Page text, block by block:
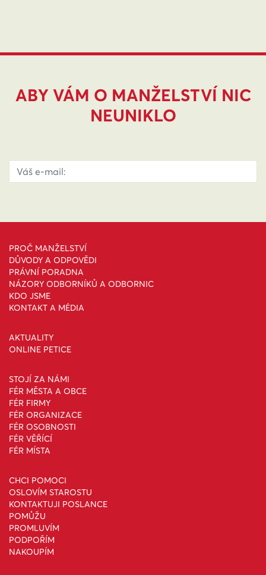
ABY VÁM O MANŽELSTVÍ NIC
NEUNIKLO
PROČ MANŽELSTVÍ
DŮVODY A ODPOVĚDI
PRÁVNÍ PORADNA
NÁZORY ODBORNÍKŮ A ODBORNIC
KDO JSME
KONTAKT A MÉDIA
AKTUALITY
ONLINE PETICE
STOJÍ ZA NÁMI
FÉR MĚSTA A OBCE
FÉR FIRMY
FÉR ORGANIZACE
FÉR OSOBNOSTI
FÉR VĚŘÍCÍ
FÉR MÍSTA
CHCI POMOCI
OSLOVÍM STAROSTU
KONTAKTUJI POSLANCE
POMŮŽU
PROMLUVÍM
PODPOŘÍM
NAKOUPÍM